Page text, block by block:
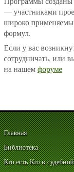
— участниками
широко
формул.
Если у вас
сотрудничать, или
на нашемфоруме
Главная
Библиотека
Кто есть Кто в